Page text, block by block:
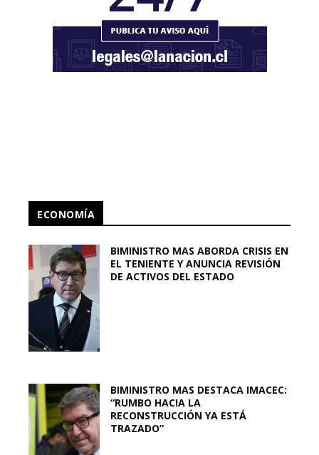
ECONOMÍA
BIMINISTRO MAS ABORDA CRISIS EN
EL TENIENTE Y ANUNCIA REVISIÓN
DE ACTIVOS DEL ESTADO
BIMINISTRO MAS DESTACA IMACEC:
“RUMBO HACIA LA
RECONSTRUCCIÓN YA ESTÁ
TRAZADO”